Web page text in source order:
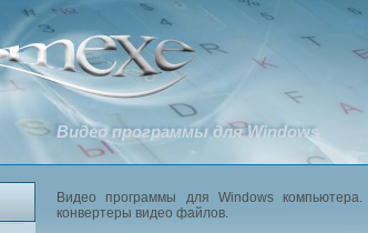
Видео программы для Windows
Видео программы для Windows
конвертеры видео файлов.